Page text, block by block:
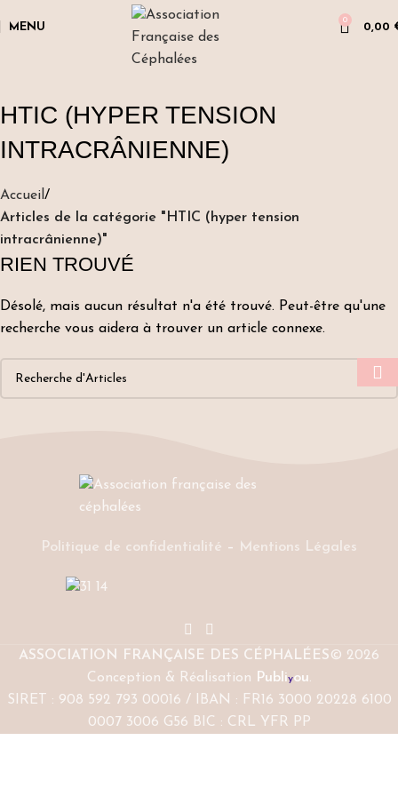
MENU
0
0,00
HTIC (HYPER TENSION
INTRACRÂNIENNE)
Accueil
Articles de la catégorie "HTIC (hyper tension
intracrânienne)"
RIEN TROUVÉ
Désolé, mais aucun résultat n'a été trouvé. Peut-être qu'une
recherche vous aidera à trouver un article connexe.
Politique de confidentialité – Mentions Légales
ASSOCIATION FRANÇAISE DES CÉPHALÉES© 2026
Conception & Réalisation
Publiyou.
SIRET : 908 592 793 00016 / IBAN : FR16 3000 20228 6100
0007 3006 G56 BIC : CRL YFR PP